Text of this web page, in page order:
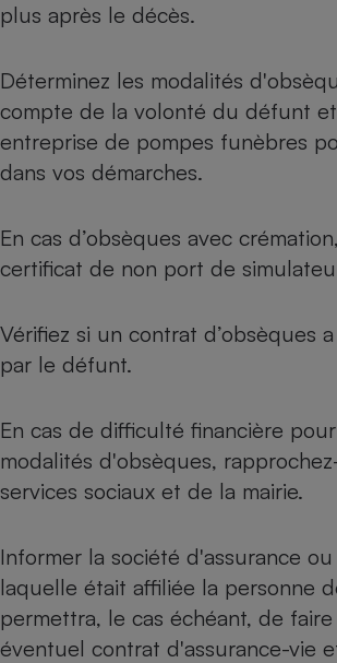
plus après le décès.
Déterminez les modalités
compte de la volonté du défunt
entreprise de pompes funèbres
dans vos démarches.
En cas d’obsèques avec
certificat de non port de
Vérifiez si un contrat d’obsèques
par le défunt.
En cas de difficulté financière
modalités d'obsèques,
services sociaux et de la mairie.
Informer la société d'assurance
laquelle était affiliée la personne
permettra, le cas échéant, de
éventuel contrat d'assurance-vie